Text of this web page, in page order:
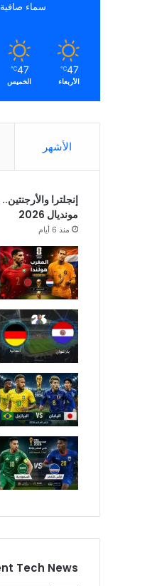
سماء صافية
47
℃
الأربعاء
47
℃
الخميس
الأشهر
إنجلترا
مونديال 2026
منذ 6 أيام
Tech News